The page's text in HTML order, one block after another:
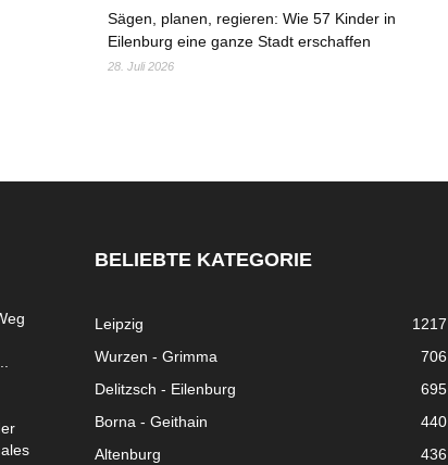
Sägen, planen, regieren: Wie 57 Kinder in
Eilenburg eine ganze Stadt erschaffen
28. Juli 2026
BELIEBTE KATEGORIE
Leipzig
1217
Wurzen - Grimma
706
Delitzsch - Eilenburg
695
Borna - Geithain
440
Altenburg
436